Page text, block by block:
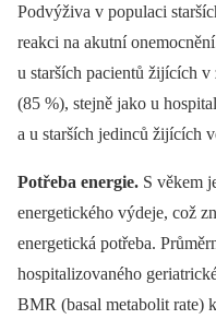
Podvýživa v populaci
reakci na akutní
u starších pacientů žijících
(85 %), stejně jako u
a u starších jedinců žijících
Potřeba energie. S věkem
energetického výdeje, což
energetická potřeba.
hospitalizovaného
BMR (basal metabolit rate)